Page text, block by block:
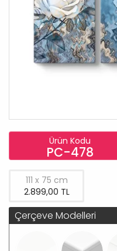
Ürün Kodu
PC-478
111 x 75 cm
2.899,00 TL
Çerçeve Modelleri